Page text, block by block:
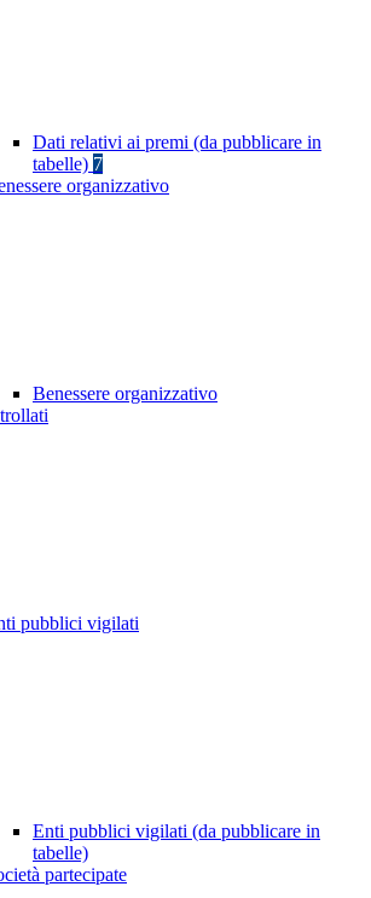
Dati relativi ai premi (da pubblicare in
tabelle) 7
organizzativo
Benessere organizzativo
pubblici vigilati
Enti pubblici vigilati (da pubblicare in
tabelle)
partecipate